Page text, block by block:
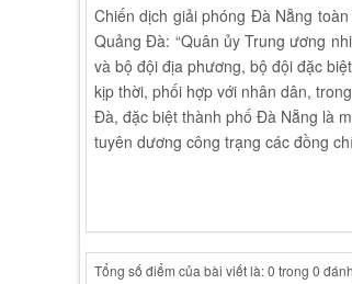
Chiến dịch giải phóng Đà Nẵng
Quảng Đà: “Quân ủy Trung ương
và bộ đội địa phương, bộ đội đặc
kịp thời, phối hợp với nhân dân,
Đà, đặc biệt thành phố Đà Nẵng là
tuyên dương công trạng các đồng
Tổng số điểm của bài viết là: 0 trong 0